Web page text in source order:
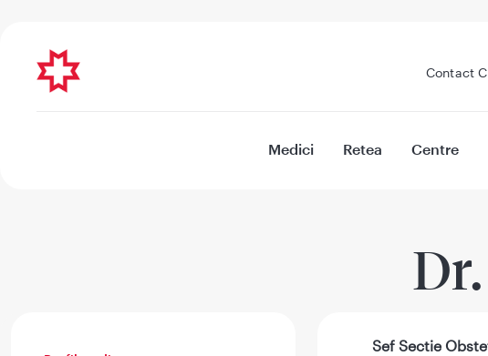
Contact
Medici Retea Centre
Sef Sectie